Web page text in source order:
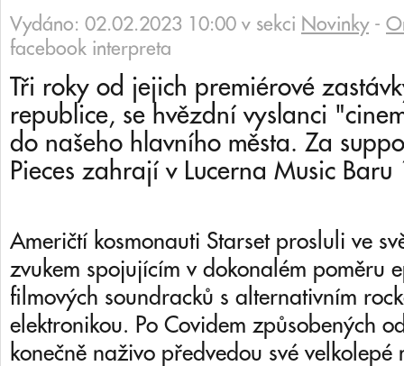
Vydáno: 02.02.2023 10:00 v sekci Novinky-
facebook interpreta
Tři roky od jejich premiérové
republice, se hvězdní vyslanci
do našeho hlavního města. Za
Pieces zahrají v Lucerna Music
Američtí kosmonauti Starset prosluli ve
zvukem spojujícím v dokonalém poměru
filmových soundracků s alternativním
elektronikou. Po Covidem způsobených
konečně naživo předvedou své velkolepé